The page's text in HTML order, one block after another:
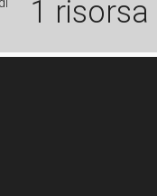
1 risorsa